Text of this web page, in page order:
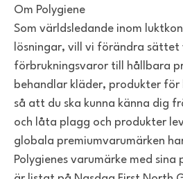
Om Polygiene
Som världsledande inom
lösningar, vill vi förändra sättet
förbrukningsvaror till hållbara
behandlar kläder, produkter
så att du ska kunna känna dig
och låta plagg och produkter
globala premiumvarumärken
Polygienes varumärke med sina